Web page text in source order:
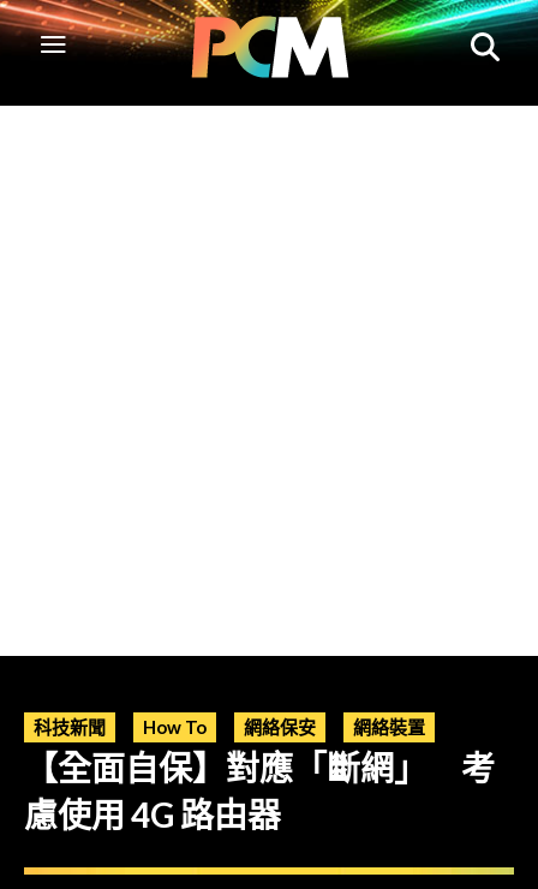
科技新聞 How To 網絡保安 網絡裝置
【全面自保】對應「斷網」 考
慮使用 4G 路由器